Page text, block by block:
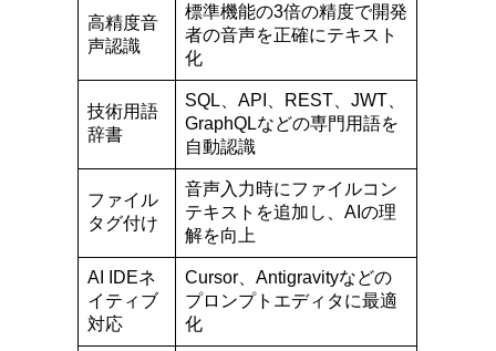
高精度音
声認識
標準機能の3倍の精度で開発
者の音声を正確にテキスト
化
技術用語
辞書
SQL、API、REST、JWT、
GraphQLなどの専門用語を
自動認識
ファイル
タグ付け
音声入力時にファイルコン
テキストを追加し、AIの理
解を向上
AI IDEネ
イティブ
対応
Cursor、Antigravityなどの
プロンプトエディタに最適
化